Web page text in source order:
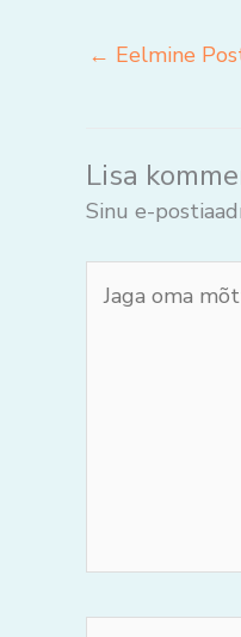
← Eelmine
Lisa
Sinu e-
oma